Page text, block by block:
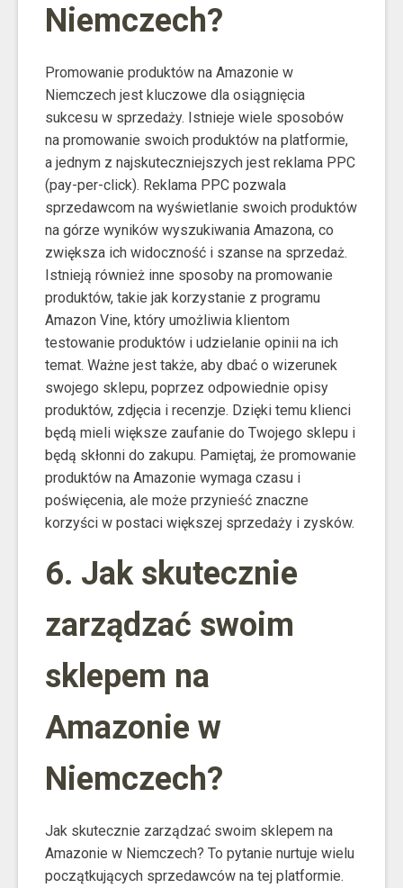
Niemczech?
Promowanie produktów na Amazonie w
Niemczech jest kluczowe dla osiągnięcia
sukcesu w sprzedaży. Istnieje wiele sposobów
na promowanie swoich produktów na platformie,
a jednym z najskuteczniejszych jest reklama PPC
(pay-per-click). Reklama PPC pozwala
sprzedawcom na wyświetlanie swoich produktów
na górze wyników wyszukiwania Amazona, co
zwiększa ich widoczność i szanse na sprzedaż.
Istnieją również inne sposoby na promowanie
produktów, takie jak korzystanie z programu
Amazon Vine, który umożliwia klientom
testowanie produktów i udzielanie opinii na ich
temat. Ważne jest także, aby dbać o wizerunek
swojego sklepu, poprzez odpowiednie opisy
produktów, zdjęcia i recenzje. Dzięki temu klienci
będą mieli większe zaufanie do Twojego sklepu i
będą skłonni do zakupu. Pamiętaj, że promowanie
produktów na Amazonie wymaga czasu i
poświęcenia, ale może przynieść znaczne
korzyści w postaci większej sprzedaży i zysków.
6. Jak skutecznie
zarządzać swoim
sklepem na
Amazonie w
Niemczech?
Jak skutecznie zarządzać swoim sklepem na
Amazonie w Niemczech? To pytanie nurtuje wielu
początkujących sprzedawców na tej platformie.